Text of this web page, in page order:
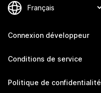
Connexion développeur
Conditions de service
Politique de confidentialité